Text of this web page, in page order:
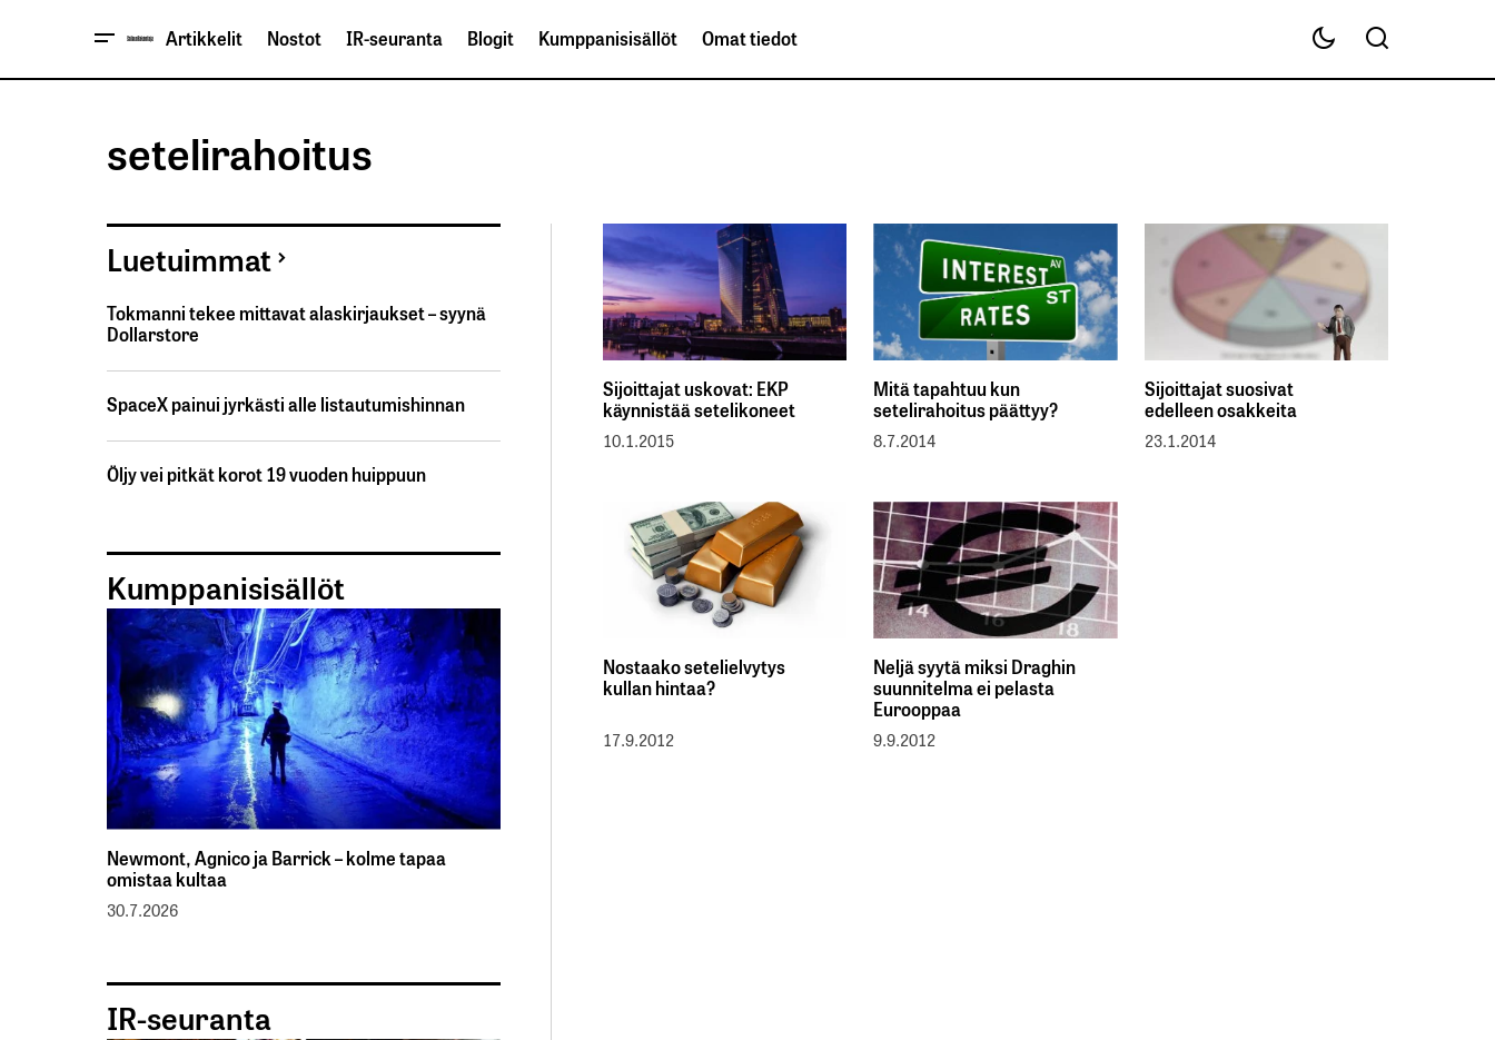
Artikkelit Nostot IR-seuranta Blogit Kumppanisisällöt Omat tiedot
setelirahoitus
Sijoittajat uskovat: EKP
käynnistää setelikoneet
10.1.2015
Mitä tapahtuu kun
setelirahoitus päättyy?
8.7.2014
Sijoittajat suosivat
edelleen osakkeita
23.1.2014
Nostaako setelielvytys
kullan hintaa?
17.9.2012
Neljä syytä miksi Draghin
suunnitelma ei pelasta
Eurooppaa
9.9.2012
Luetuimmat
Tokmanni tekee mittavat alaskirjaukset – syynä
Dollarstore
SpaceX painui jyrkästi alle listautumishinnan
Öljy vei pitkät korot 19 vuoden huippuun
Kumppanisisällöt
Newmont, Agnico ja Barrick – kolme tapaa
omistaa kultaa
30.7.2026
IR-seuranta